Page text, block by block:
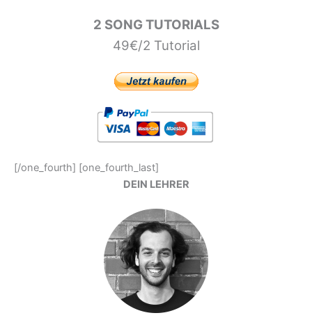
2 SONG TUTORIALS
49€/2 Tutorial
[/one_fourth] [one_fourth_last]
DEIN LEHRER